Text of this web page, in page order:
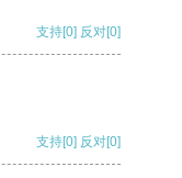
支持[0] 反对[0]
支持[0] 反对[0]